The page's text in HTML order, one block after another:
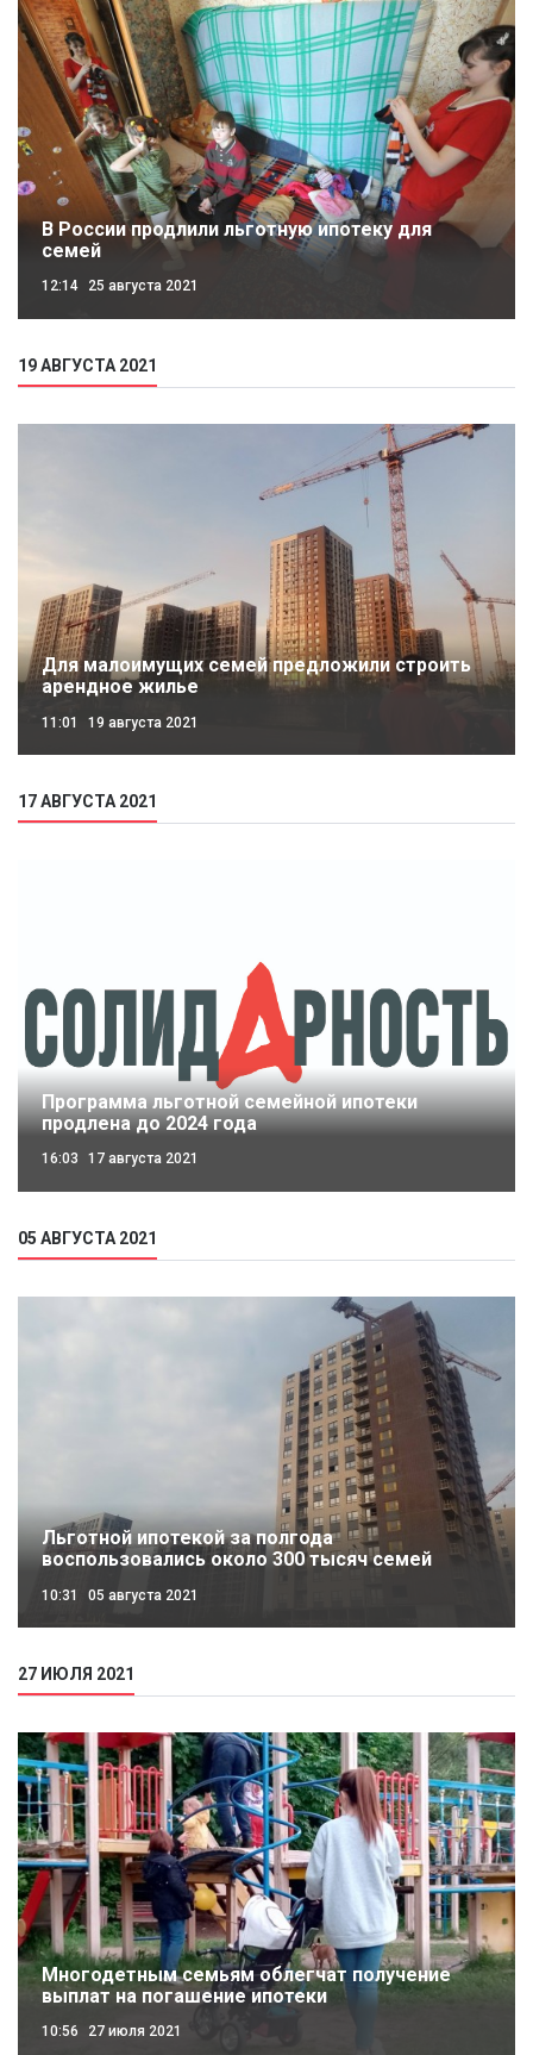
В России продлили льготную ипотеку для
семей
12:14 25 августа 2021
19 АВГУСТА 2021
Для малоимущих семей предложили строить
арендное жилье
11:01 19 августа 2021
17 АВГУСТА 2021
Программа льготной семейной ипотеки
продлена до 2024 года
16:03 17 августа 2021
05 АВГУСТА 2021
Льготной ипотекой за полгода
воспользовались около 300 тысяч семей
10:31 05 августа 2021
27 ИЮЛЯ 2021
Многодетным семьям облегчат получение
выплат на погашение ипотеки
10:56 27 июля 2021